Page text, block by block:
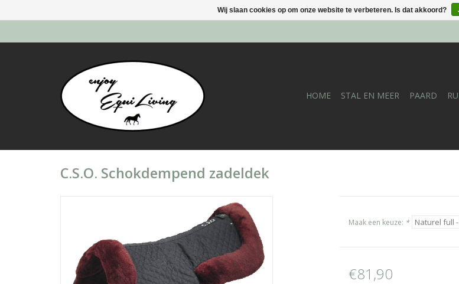
HOME STAL EN MEER PAARD
C.S.O. Schokdempend zadeldek
Maak een keuze: *
€81,90
Wij slaan cookies op om onze website te verbeteren. Is dat akkoord?